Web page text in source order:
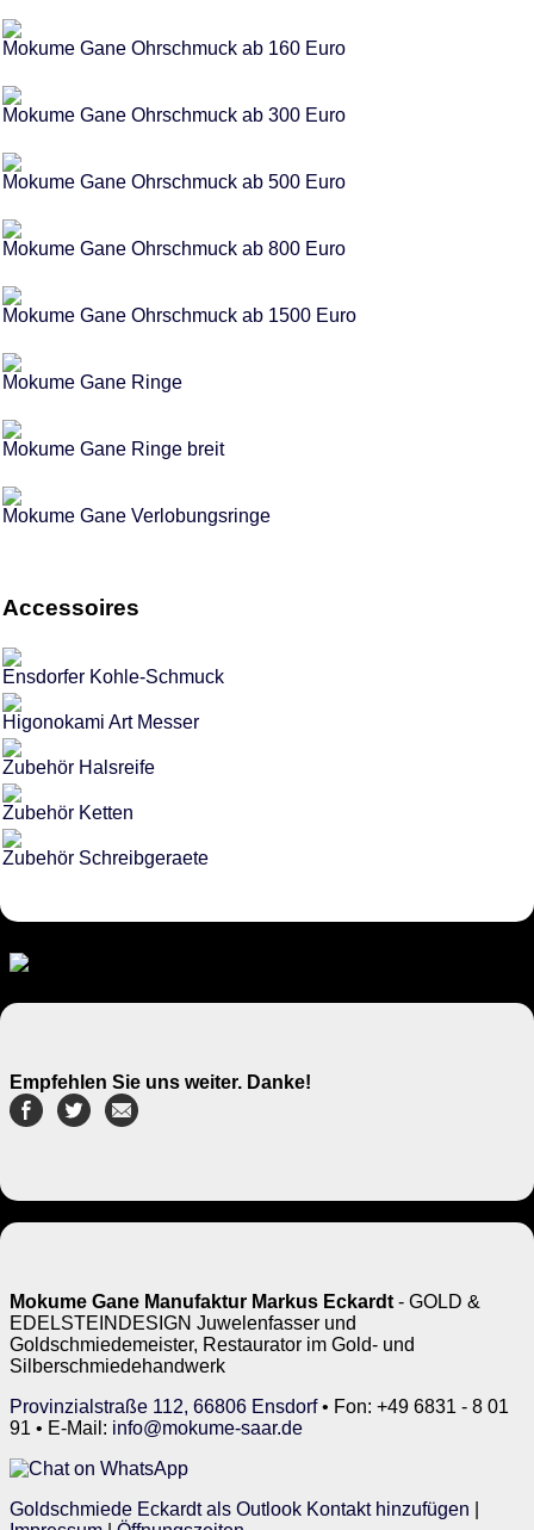
Mokume Gane Ohrschmuck ab 160 Euro
Mokume Gane Ohrschmuck ab 300 Euro
Mokume Gane Ohrschmuck ab 500 Euro
Mokume Gane Ohrschmuck ab 800 Euro
Mokume Gane Ohrschmuck ab 1500 Euro
Mokume Gane Ringe
Mokume Gane Ringe breit
Mokume Gane Verlobungsringe
Accessoires
Ensdorfer Kohle-Schmuck
Higonokami Art Messer
Zubehör Halsreife
Zubehör Ketten
Zubehör Schreibgeraete
Empfehlen Sie uns weiter. Danke!
Mokume Gane Manufaktur Markus Eckardt - GOLD &
EDELSTEINDESIGN Juwelenfasser und
Goldschmiedemeister, Restaurator im Gold- und
Silberschmiedehandwerk
Provinzialstraße 112, 66806 Ensdorf• Fon: +49 6831 - 8 01
91 • E-Mail: info@mokume-saar.de
Goldschmiede Eckardt als Outlook Kontakt hinzufügen